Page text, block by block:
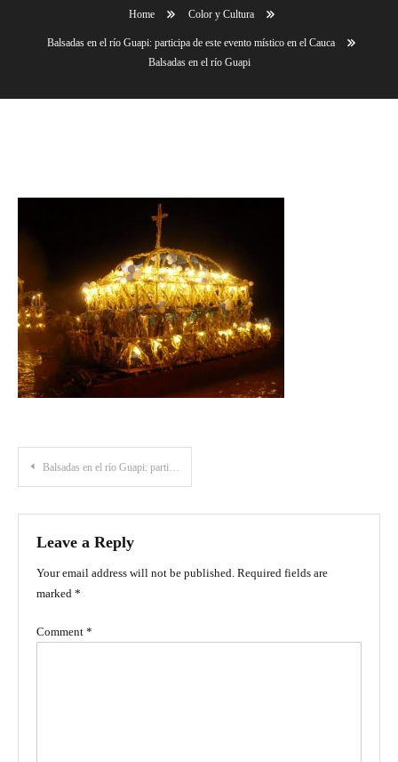
Home Color y Cultura
Balsadas en el río Guapi: participa de este evento místico en el Cauca
Balsadas en el río Guapi
Post
navigation
Balsadas en el río Guapi: participa de este evento místico en el Cauca
Leave a Reply
Your email address will not be published. Required fields are
marked *
Comment *